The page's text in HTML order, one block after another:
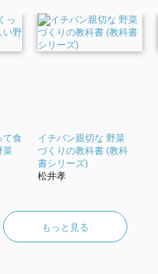
て食
菜
イチバン親切な 野菜
づくりの教科書 (教科
書シリーズ)
松井孝
もっと見る